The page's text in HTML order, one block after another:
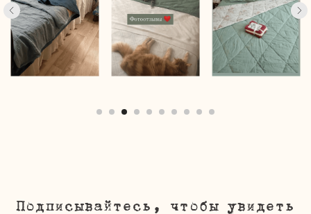
Подписывайтесь, чтобы увидеть